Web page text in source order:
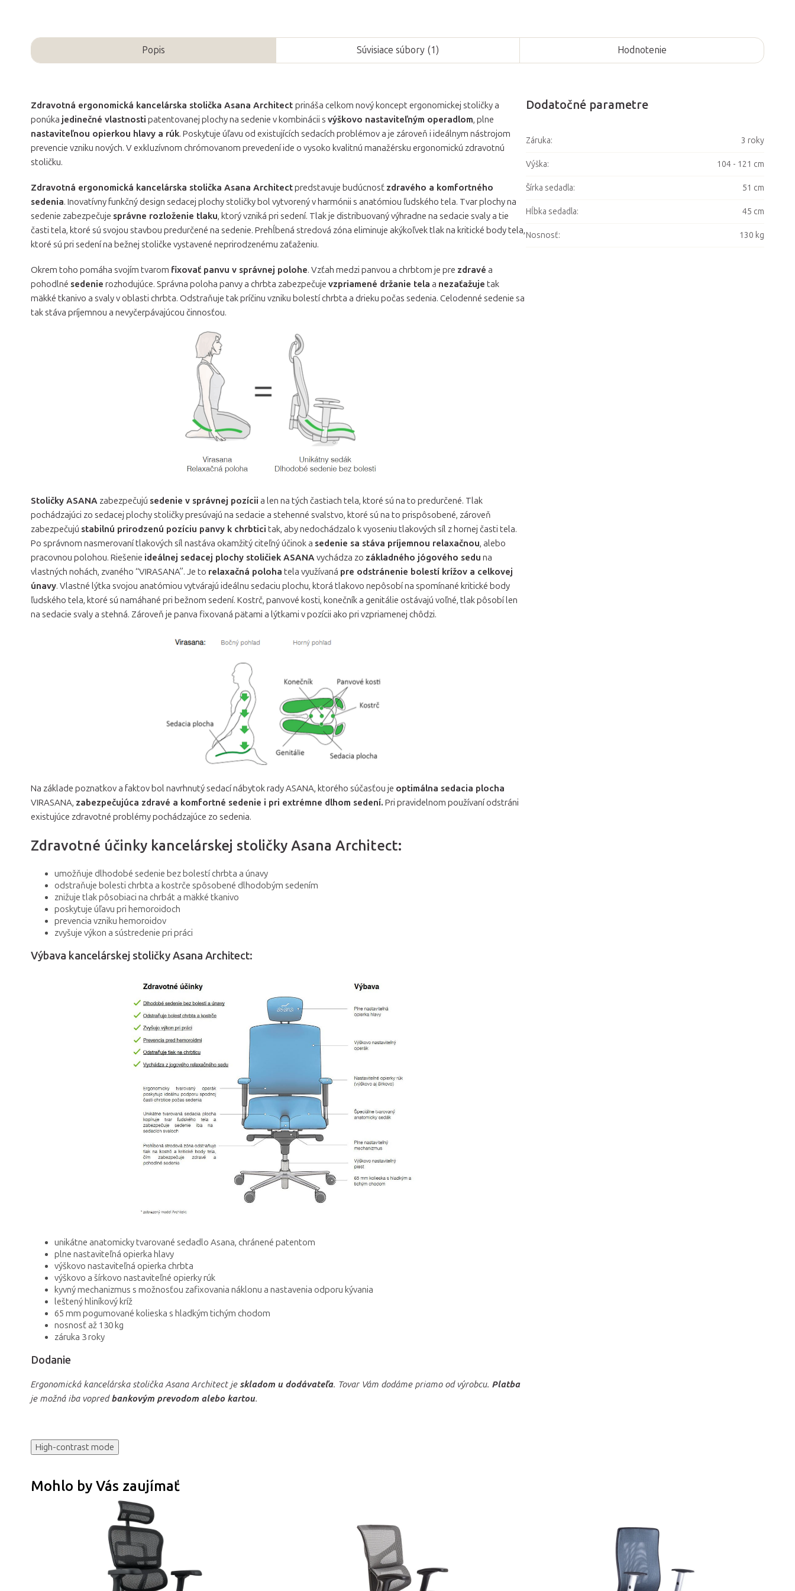
Popis Súvisiace súbory (1) Hodnotenie
Zdravotná ergonomická kancelárska stolička Asana Architect prináša celkom nový koncept ergonomickej stoličky a
ponúka jedinečné vlastnosti patentovanej plochy na sedenie v kombinácii s výškovo nastaviteľným operadlom, plne
nastaviteľnou opierkou hlavy a rúk. Poskytuje úľavu od existujících sedacích problémov a je zároveň i ideálnym nástrojom
prevencie vzniku nových. V exkluzívnom chrómovanom prevedení ide o vysoko kvalitnú manažérsku ergonomickú zdravotnú
stoličku.
Zdravotná ergonomická kancelárska stolička Asana Architectpredstavuje budúcnosť zdravého a komfortného
sedenia. Inovatívny funkčný design sedacej plochy stoličky bol vytvorený v harmónii s anatómiou ľudského tela. Tvar plochy na
sedenie zabezpečuje správne rozloženie tlaku, ktorý vzniká pri sedení. Tlak je distribuovaný výhradne na sedacie svaly a tie
časti tela, ktoré sú svojou stavbou predurčené na sedenie. Prehĺbená stredová zóna eliminuje akýkoľvek tlak na kritické body tela,
ktoré sú pri sedení na bežnej stoličke vystavené neprirodzenému zaťaženiu.
Okrem toho pomáha svojím tvarom fixovať panvu v správnej polohe. Vzťah medzi panvou a chrbtom je pre zdravé a
pohodlné sedenie rozhodujúce. Správna poloha panvy a chrbta zabezpečuje vzpriamené držanie tela a nezaťažuje tak
mäkké tkanivo a svaly v oblasti chrbta. Odstraňuje tak príčinu vzniku bolestí chrbta a drieku počas sedenia. Celodenné sedenie sa
tak stáva príjemnou a nevyčerpávajúcou činnosťou.
Stoličky ASANA zabezpečujú sedenie v správnej pozícii a len na tých častiach tela, ktoré sú na to predurčené. Tlak
pochádzajúci zo sedacej plochy stoličky presúvajú na sedacie a stehenné svalstvo, ktoré sú na to prispôsobené, zároveň
zabezpečujú stabilnú prirodzenú pozíciu panvy k chrbtici tak, aby nedochádzalo k vyoseniu tlakových síl z hornej časti tela.
Po správnom nasmerovaní tlakových síl nastáva okamžitý citeľný účinok a sedenie sa stáva príjemnou relaxačnou, alebo
pracovnou polohou. Riešenie ideálnej sedacej plochy stoličiek ASANAvychádza zo základného jógového sedu na
vlastných nohách, zvaného “VIRASANA”. Je to relaxačná poloha tela využívaná pre odstránenie bolestí krížov a celkovej
únavy. Vlastné lýtka svojou anatómiou vytvárajú ideálnu sedaciu plochu, ktorá tlakovo nepôsobí na spomínané kritické body
ľudského tela, ktoré sú namáhané pri bežnom sedení. Kostrč, panvové kosti, konečník a genitálie ostávajú voľné, tlak pôsobí len
na sedacie svaly a stehná. Zároveň je panva fixovaná pätami a lýtkami v pozícii ako pri vzpriamenej chôdzi.
Na základe poznatkov a faktov bol navrhnutý sedací nábytok rady ASANA, ktorého súčasťou je optimálna sedacia plocha
VIRASANA, zabezpečujúca zdravé a komfortné sedenie i pri extrémne dlhom sedení. Pri pravidelnom používaní odstráni
existujúce zdravotné problémy pochádzajúce zo sedenia.
Zdravotné účinky kancelárskej stoličky Asana Architect:
umožňuje dlhodobé sedenie bez bolestí chrbta a únavy
odstraňuje bolesti chrbta a kostrče spôsobené dlhodobým sedením
znižuje tlak pôsobiaci na chrbát a mäkké tkanivo
poskytuje úľavu pri hemoroidoch
prevencia vzniku hemoroidov
zvyšuje výkon a sústredenie pri práci
Výbava kancelárskej stoličky Asana Architect:
unikátne anatomicky tvarované sedadlo Asana, chránené patentom
plne nastaviteľná opierka hlavy
výškovo nastaviteľná opierka chrbta
výškovo a šírkovo nastaviteľné opierky rúk
kyvný mechanizmus s možnosťou zafixovania náklonu a nastavenia odporu kývania
leštený hliníkový kríž
65 mm pogumované kolieska s hladkým tichým chodom
nosnosť až 130 kg
záruka 3 roky
Dodanie
Ergonomická kancelárska stolička Asana Architect je skladom u dodávateľa. Tovar Vám dodáme priamo od výrobcu. Platba
je možná iba vopredbankovým prevodom alebo kartou.
Dodatočné parametre
Záruka: 3 roky
Výška: 104 - 121 cm
Šírka sedadla: 51 cm
Hĺbka sedadla: 45 cm
Nosnosť: 130 kg
High-contrast mode
Mohlo by Vás zaujímať